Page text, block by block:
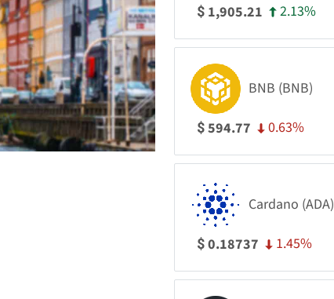
$ 1,905.21 2.13%
BNB (BNB)
$594.77 0.63%
Cardano (ADA)
$0.18737 1.45%